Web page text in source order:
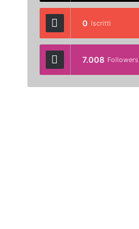
0 Iscritti
7.008 Followers